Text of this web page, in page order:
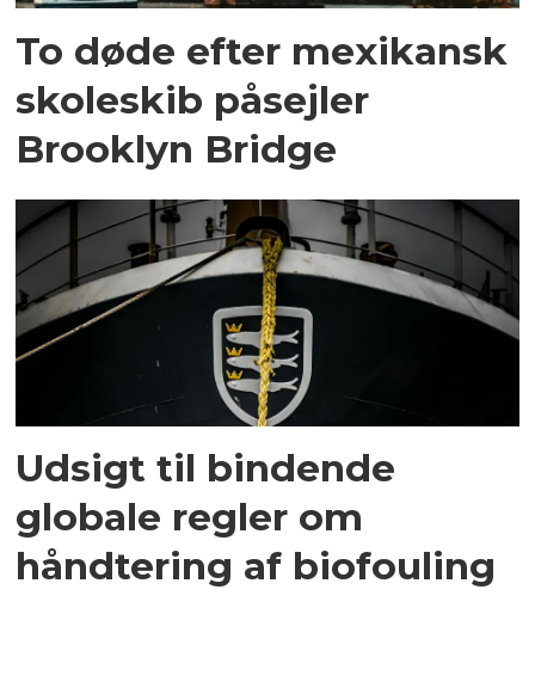
To døde efter mexikansk
skoleskib påsejler
Brooklyn Bridge
Udsigt til bindende
globale regler om
håndtering af biofouling